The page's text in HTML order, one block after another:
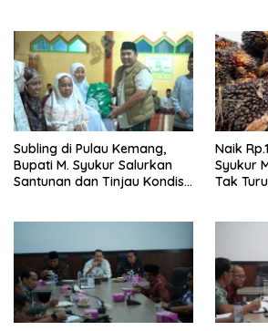
Subling di Pulau Kemang,
Bupati M. Syukur Salurkan
Santunan dan Tinjau Kondisi
Naik
Syukur
Tak